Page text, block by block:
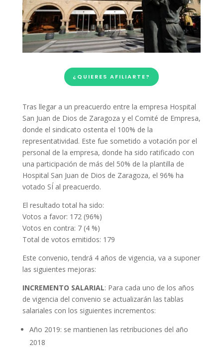
¿QUIERES AFILIARTE?
Tras llegar a un preacuerdo entre la empresa Hospital
San Juan de Dios de Zaragoza y el Comité de Empresa,
donde el sindicato ostenta el 100% de la
representatividad. Este fue sometido a votación por el
personal de la empresa, donde ha sido ratificado con
una participación de más del 50% de la plantilla de
Hospital San Juan de Dios de Zaragoza, el 96% ha
votado SÍ al preacuerdo.
El resultado total ha sido:
Votos a favor: 172 (96%)
Votos en contra: 7 (4 %)
Total de votos emitidos: 179
Este convenio, tendrá 4 años de vigencia, va a suponer
las siguientes mejoras:
INCREMENTO SALARIAL: Para cada uno de los años
de vigencia del convenio se actualizarán las tablas
salariales con los siguientes incrementos:
Año 2019: se mantienen las retribuciones del año
2018